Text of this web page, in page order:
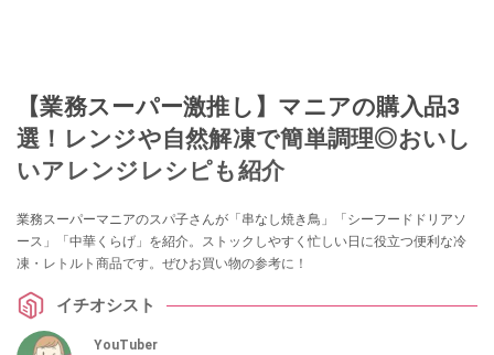
【業務スーパー激推し】マニアの購入品3
選！レンジや自然解凍で簡単調理◎おいし
いアレンジレシピも紹介
業務スーパーマニアのスパ子さんが「串なし焼き鳥」「シーフードドリアソ
ース」「中華くらげ」を紹介。ストックしやすく忙しい日に役立つ便利な冷
凍・レトルト商品です。ぜひお買い物の参考に！
イチオシスト
YouTuber